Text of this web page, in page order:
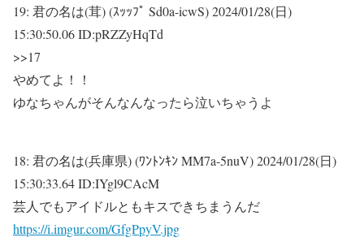
19: 君の名は(茸) (ｽｯｯﾌﾟ Sd0a-icwS)2024/01/28(日)
15:30:50.06 ID:pRZZyHqTd
>>17
やめてよ！！
ゆなちゃんがそんなんなったら泣いちゃうよ
18: 君の名は(兵庫県) (ﾜﾝﾄﾝｷﾝ MM7a-5nuV)2024/01/28(日)
15:30:33.64 ID:IYgl9CAcM
芸人でもアイドルともキスできちまうんだ
https://i.imgur.com/GfgPpyV.jpg